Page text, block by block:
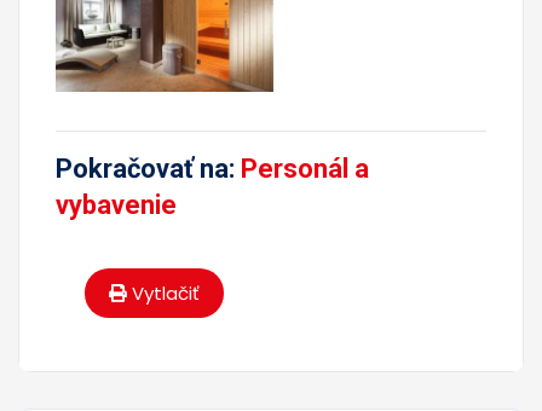
Pokračovať na: Personál a
vybavenie
Vytlačiť